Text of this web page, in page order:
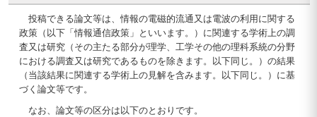
投稿できる論文等は、情報の電磁的流通又は電波の利用に関する
政策（以下「情報通信政策」といいます。）に関連する学術上の調
査又は研究（その主たる部分が理学、工学その他の理科系統の分野
における調査又は研究であるものを除きます。以下同じ。）の結果
（当該結果に関連する学術上の見解を含みます。以下同じ。）に基
づく論文等です。
なお、論文等の区分は以下のとおりです。